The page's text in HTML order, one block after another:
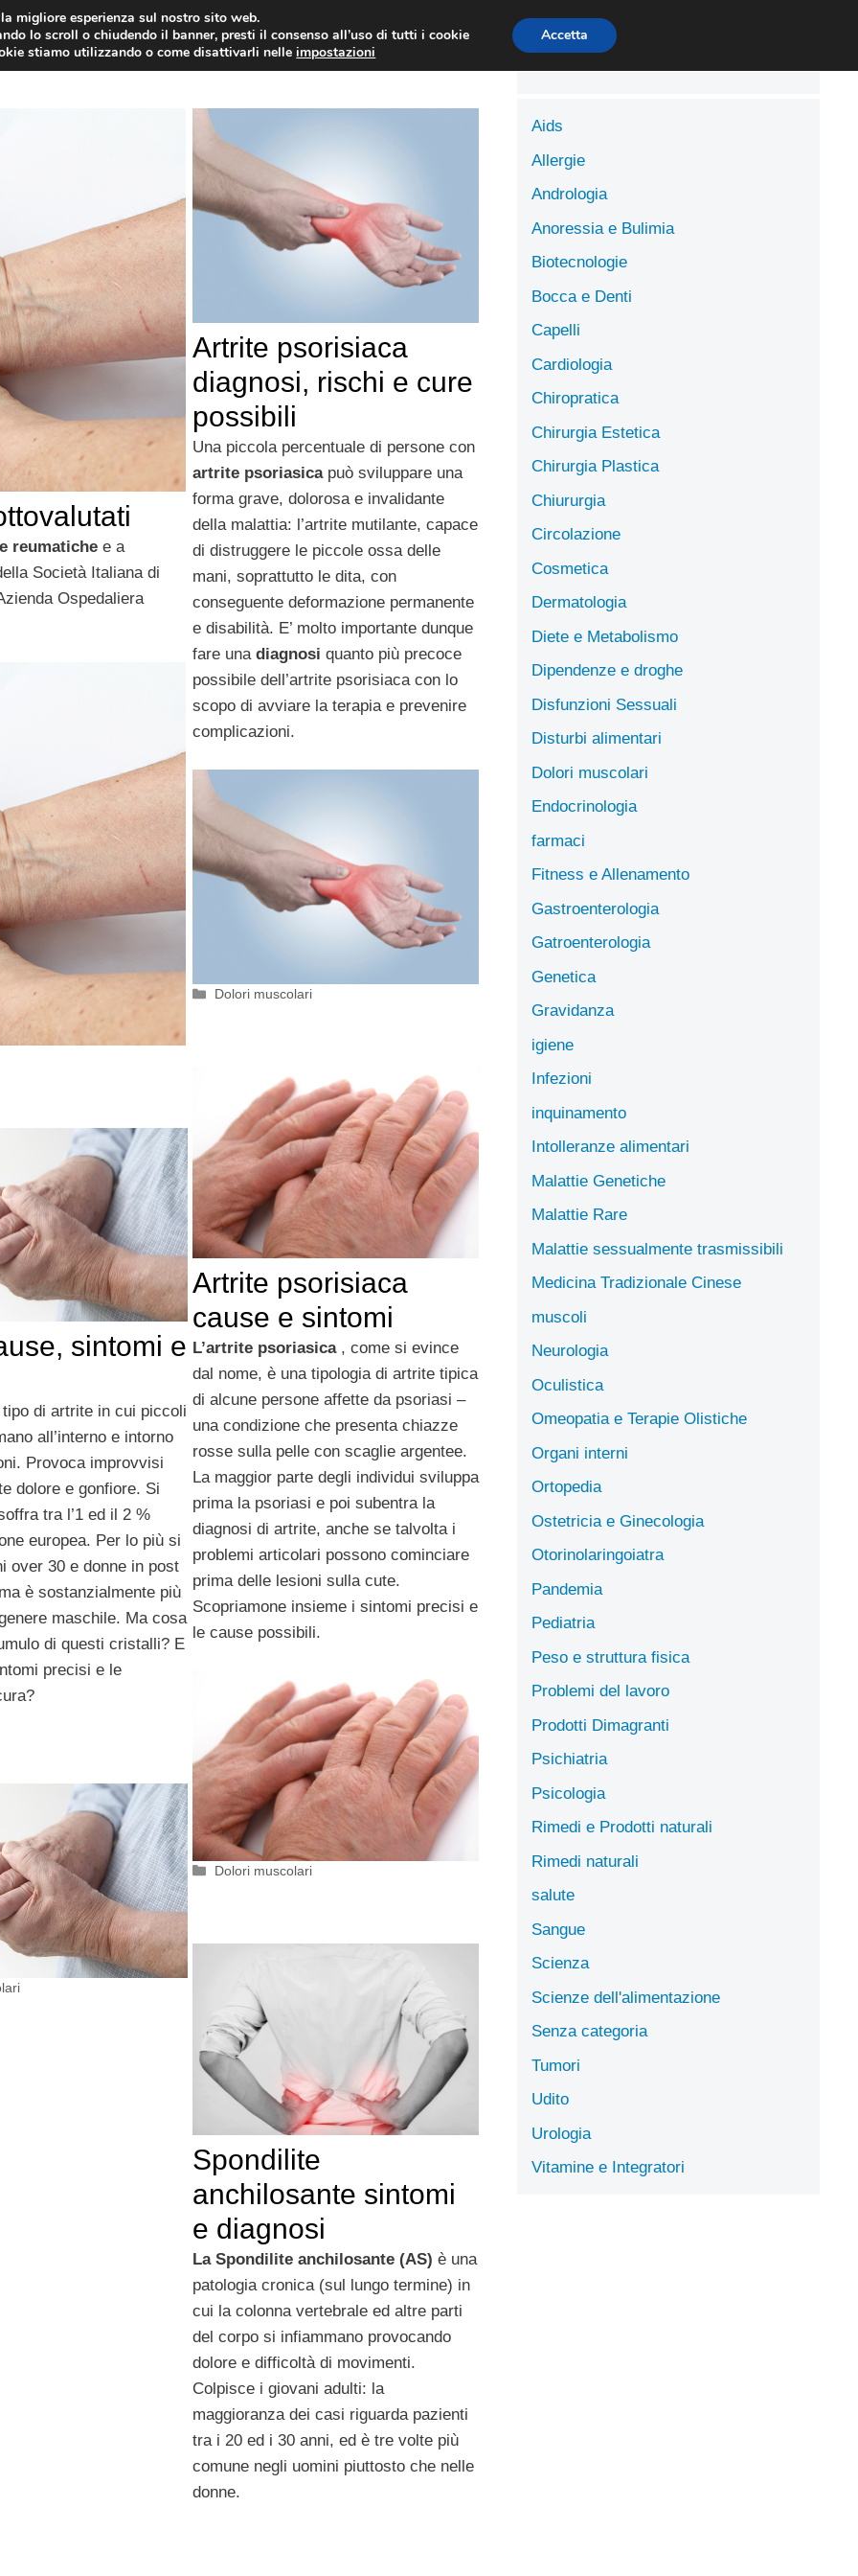
NEUROLOGIA CARDIOLOGIA SCIENZE DELL’ALIMENTAZIONE
reumatiche e a
Società Italiana di
Ospedaliera
Artrite psorisiaca
diagnosi, rischi e cure
possibili
Una piccola percentuale di persone con
artrite psoriasicapuò sviluppare una
forma grave, dolorosa e invalidante
della malattia: l’artrite mutilante, capace
di distruggere le piccole ossa delle
mani, soprattutto le dita, con
conseguente deformazione permanente
e disabilità. E’ molto importante dunque
fare una diagnosi quanto più precoce
possibile dell’artrite psorisiaca con lo
scopo di avviare la terapia e prevenire
complicazioni.
Categorie
Dolori muscolari
Artrite psorisiaca
cause e sintomi
L’artrite psoriasica, come si evince
dal nome, è una tipologia di artrite tipica
di alcune persone affette da psoriasi –
una condizione che presenta chiazze
rosse sulla pelle con scaglie argentee.
La maggior parte degli individui sviluppa
prima la psoriasi e poi subentra la
diagnosi di artrite, anche se talvolta i
problemi articolari possono cominciare
prima delle lesioni sulla cute.
Scopriamone insieme i sintomi precisi e
le cause possibili.
Categorie
Dolori muscolari
sintomi e
di artrite in cui piccoli
all’interno e intorno
Provoca improvvisi
dolore e gonfiore. Si
tra l’1 ed il 2 %
europea. Per lo più si
over 30 e donne in post
è sostanzialmente più
maschile. Ma cosa
di questi cristalli? E
precisi e le
Spondilite
anchilosante sintomi
e diagnosi
La Spondilite anchilosante (AS) è una
patologia cronica (sul lungo termine) in
cui la colonna vertebrale ed altre parti
del corpo si infiammano provocando
dolore e difficoltà di movimenti.
Colpisce i giovani adulti: la
maggioranza dei casi riguarda pazienti
tra i 20 ed i 30 anni, ed è tre volte più
comune negli uomini piuttosto che nelle
donne.
Aids
Allergie
Andrologia
Anoressia e Bulimia
Biotecnologie
Bocca e Denti
Capelli
Cardiologia
Chiropratica
Chirurgia Estetica
Chirurgia Plastica
Chiururgia
Circolazione
Cosmetica
Dermatologia
Diete e Metabolismo
Dipendenze e droghe
Disfunzioni Sessuali
Disturbi alimentari
Dolori muscolari
Endocrinologia
farmaci
Fitness e Allenamento
Gastroenterologia
Gatroenterologia
Genetica
Gravidanza
igiene
Infezioni
inquinamento
Intolleranze alimentari
Malattie Genetiche
Malattie Rare
Malattie sessualmente trasmissibili
Medicina Tradizionale Cinese
muscoli
Neurologia
Oculistica
Omeopatia e Terapie Olistiche
Organi interni
Ortopedia
Ostetricia e Ginecologia
Otorinolaringoiatra
Pandemia
Pediatria
Peso e struttura fisica
Problemi del lavoro
Prodotti Dimagranti
Psichiatria
Psicologia
Rimedi e Prodotti naturali
Rimedi naturali
salute
Sangue
Scienza
Scienze dell'alimentazione
Senza categoria
Tumori
Udito
Urologia
Vitamine e Integratori
migliore esperienza sul nostro sito web.
lo scroll o chiudendo il banner, presti il consenso all’uso di tutti i cookie
stiamo utilizzando o come disattivarli nelleimpostazioni
Accetta